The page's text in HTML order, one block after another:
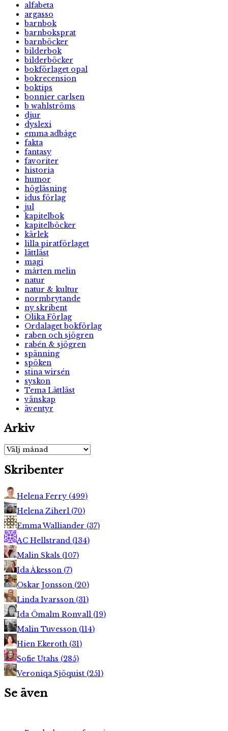
alfabeta
argasso
barnbok
barnboksprat
barnböcker
bilderbok
bilderböcker
bokförlaget opal
bokrecension
boktips
bonnier carlsen
b wahlströms
djur
dyslexi
emma adbåge
fakta
fantasy
favoriter
historia
humor
högläsning
idus förlag
jul
kapitelbok
kapitelböcker
kärlek
lilla piratförlaget
lättläst
magi
mårten melin
natur
natur & kultur
normbrytande
ny skribent
Olika Förlag
Ordalaget bokförlag
raben och sjögren
rabén & sjögren
spänning
spöken
stina wirsén
syskon
Tema Lättläst
vänskap
äventyr
Arkiv
Arkiv
Skribenter
Helena Ferry (499)
Helena Ziherl (70)
Emma Walliander (37)
AC Hellstrand (134)
Malin Skals (107)
Ida Åkesson (7)
Oskar Jonsson (20)
Linda Ivarsson (31)
Ida Ömalm Ronvall (19)
Malin Tuvesson (114)
Hien Ekeroth (31)
Sofie Utahs (285)
Veroniqa Sjöquist (251)
Se även